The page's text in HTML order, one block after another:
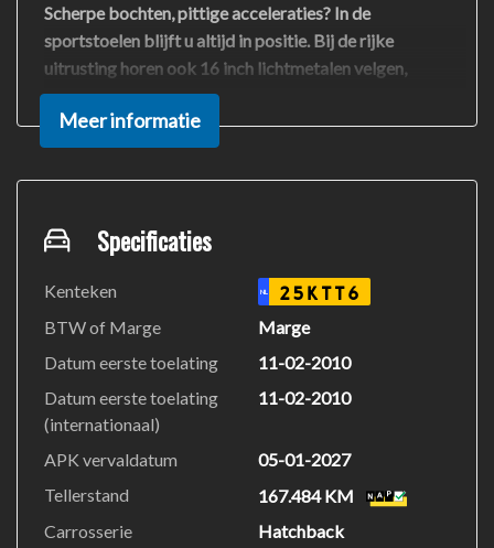
Scherpe bochten, pittige acceleraties? In de
sportstoelen blijft u altijd in positie. Bij de rijke
uitrusting horen ook 16 inch lichtmetalen velgen,
donker getint glas achter, in delen neerklapbare
achterbank, verstelbare lendensteunen en
snelheidsafhankelijke stuurbekrachtiging.
rit nog duurt met het navigatiesysteem. De auto is ook
uitgevoerd met automatische airconditioning. Het
stuur van deze auto heeft uiteenlopende functies. Ook
om het geluid te regelen. De audiobediening op het
stuur draagt daarom actief bij aan een veilige rit.
Parkeerplekken worden er niet ruimer op. Maar met
de aanwezige parkeersensoren krijgt u deze Opel
Astra GTC zonder problemen op z'n plaats. Om de
veiligheid onderweg te verhogen, heeft deze Opel
een regensensor aan boord, zodat hij zelf de
verlichting en de ruitenwissers kan inschakelen. En dan
Meer informatie
Specificaties
Kenteken NL 25KTT6
BTW of Marge
Marge
Datum eerste toelating
11-02-2010
Datum eerste toelating
(internationaal)
11-02-2010
APK vervaldatum
05-01-2027
Tellerstand
167.484 KM
Carrosserie
Hatchback